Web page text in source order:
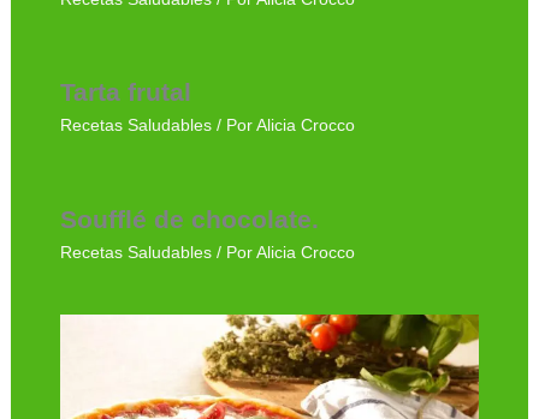
Tarta frutal
Recetas Saludables/ Por Alicia Crocco
Soufflé de chocolate.
Recetas Saludables/ Por Alicia Crocco